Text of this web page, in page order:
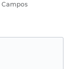
Campos